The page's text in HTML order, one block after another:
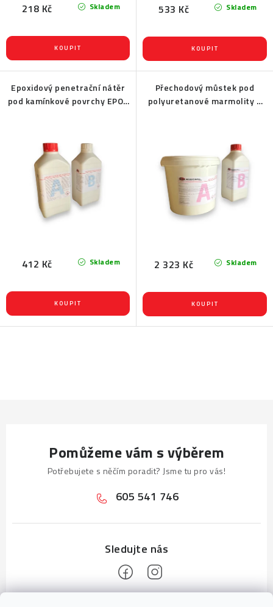
Skladem
218 Kč Skladem
533 Kč
Epoxidový penetrační nátěr
pod kamínkové povrchy EPOX
Skladem
412 Kč
Přechodový můstek pod
polyuretanové marmolity a
Skladem
2 323 Kč
v
ý
Pomůžeme vám s výběrem
Potřebujete s něčím poradit? Jsme tu pro vás!
605 541 746